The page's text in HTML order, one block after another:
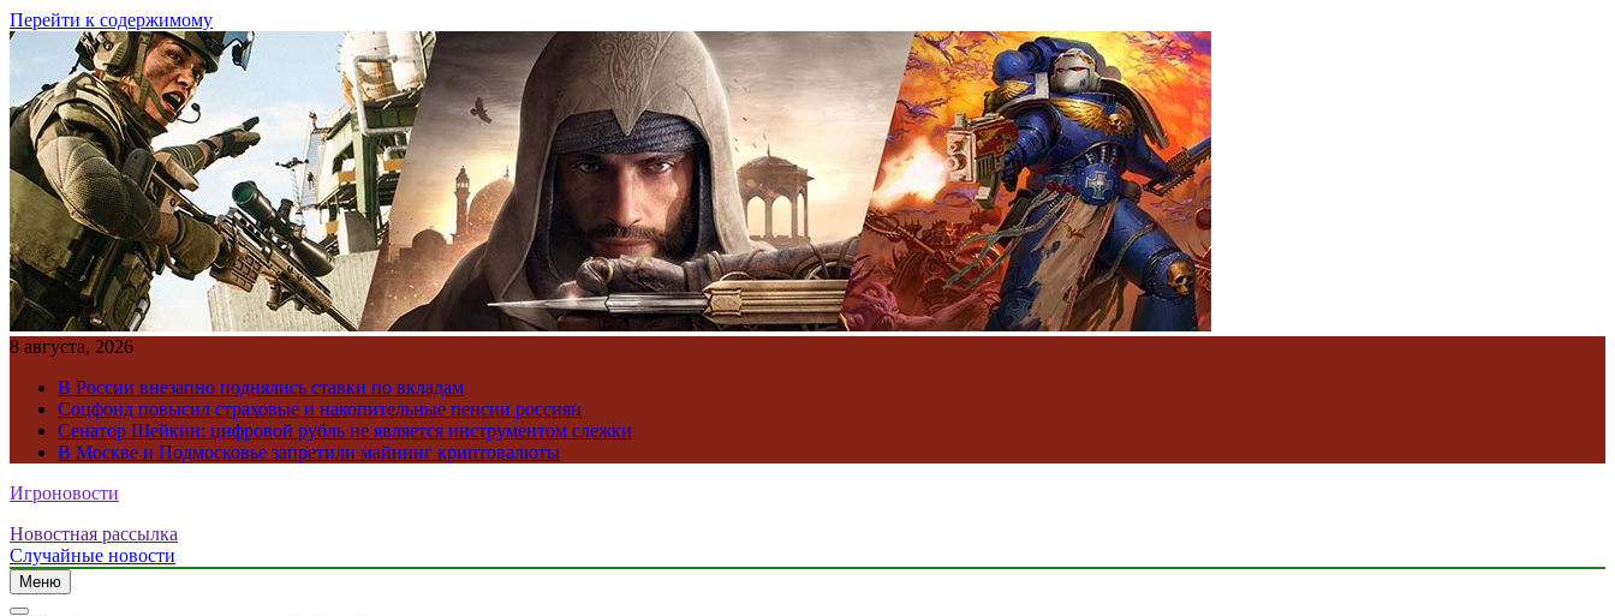
Перейти к содержимому
8 августа, 2026
В России внезапно поднялись ставки по вкладам
Соцфонд повысил страховые и накопительные пенсии россиян
Сенатор Шейкин: цифровой рубль не является инструментом слежки
В Москве и Подмосковье запретили майнинг криптовалюты
Игроновости
Новостная рассылка
Случайные новости
Меню